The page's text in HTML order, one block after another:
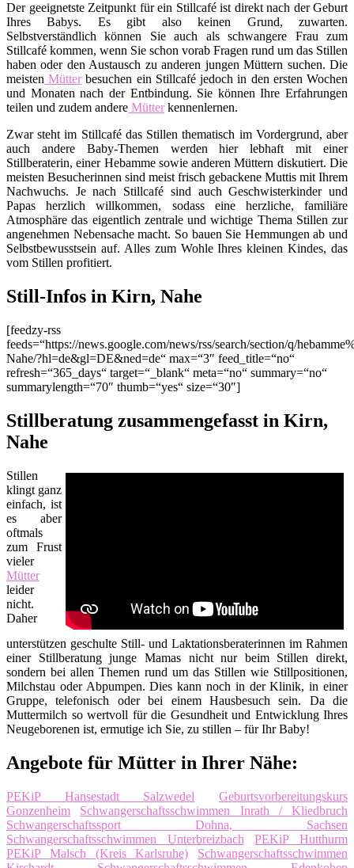
Der geeignetste Zeitpunkt für ein Stillcafé ist direkt nach der Geburt
Ihres Babys. Es gibt also keinen Grund, zuwarten.
Selbstverständlich können Sie auch als schwangere Frau zum
Stillcafé kommen, wenn Sie schon vorab Fragen rund um das Stillen
haben oder den Austausch zu anderen jungen Müttern suchen. Die
meisten Mütterbesuchen ein Stillcafé jedoch in den ersten Wochen
und Monaten nach der Entbindung. Sie können Ihre Erfahrungen
teilen und zudem andere Mütterkennenlernen.
Zwar steht im Stillcafé das Stillen thematisch im Vordergrund, aber
auch andere Baby-Themen werden hier lebhaft mit einer
Stillberaterin, einer Hebamme sowie anderen Müttern diskutiert. Die
meisten Besucherinnen sind meist frisch gebackene Muttis mit Ihrem
Nachwuchs. Je nach Stillcafé sind auch Geschwisterkinder und
Papas herzlich willkommen, sodass eine herzliche, familiäre
Atmosphäre das eigentlich zentrale und wichtige Thema Stillen zur
angenehmen Nebensache macht. So bauen Sie Hemmungen ab und
Selbstbewusstsein auf. Alles zum Wohle Ihres kleinen Kindes, das
vom Stillen profitiert.
Still-Infos in Kirn, Nahe
[feedzy-rss
feeds=“https://news.google.com/news/rss/search/section/q/
Nahe/?hl=de&gl=DE&ned=de“ max=“3″ feed_title=“no“
refresh=“365_days“ target=“_blank“ meta=“no“ summary=“no“
summarylength=“70″ thumb=“yes“ size=“30″]
Stillberatung zusammengefasst in Kirn,
Nahe
Stillen
klingt ganz
einfach, ist
es aber
oftmals
zum Frust
vieler
Mütter
leider
nicht.
Daher
unterstützen geschulte Still- und Laktationsberaterinnen im Rahmen
einer Stillberatung junge Mamas nicht nur beim Stillen direkt,
sondern bei allen Themen rund um das Stillen wie Stillpositionen,
Milchstau oder Abpumpen. Dies kann noch in der Klinik, in einer
Gruppe, telefonisch oder bei einem Hausbesuch sein. Da die
Muttermilch so wertvoll für die Gesundheit und Entwicklung Ihres
Neugeborenen ist, ermutige ich Sie, zu stillen – für Ihr Baby!
Angebote für Mütter in Ihrer Nähe:
PEKiP Hansestadt Salzwedel
Geburtsvorbereitungskurs
Gonzenheim
Schwangerschaftsschwimmen Inrath / Kliedbruch
Schwangerschaftssport Dohna, Sachsen
Schwangerschaftsschwimmen Unterbreizbach
PEKiP Hutthurm
PEKiP Malsch (Kreis Karlsruhe)
Schwangerschaftsschwimmen